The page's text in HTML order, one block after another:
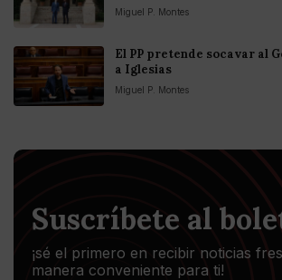
Miguel P. Montes
El PP pretende socavar al
a Iglesias
Miguel P. Montes
Suscríbete al
¡sé el primero en recibir noticias
manera conveniente para ti!